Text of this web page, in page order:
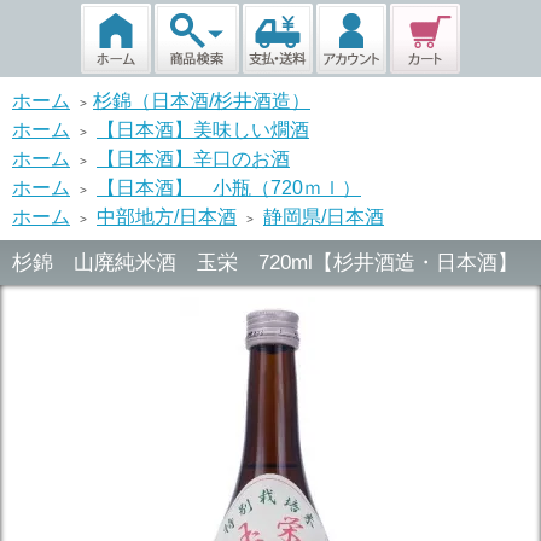
ホーム > 杉錦（日本酒/杉井酒造）
ホーム
>
【日本酒】美味しい燗酒
ホーム
>
【日本酒】辛口のお酒
ホーム
>
【日本酒】 小瓶（720ｍｌ）
ホーム
> 中部地方/日本酒 > 静岡県/日本酒
杉錦 山廃純米酒 玉栄 720ml【杉井酒造・日本酒】